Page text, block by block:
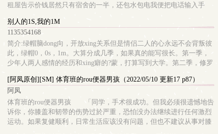
租屋告示价钱居然只有宿舍的一半，还包水包电我便把电话输入手
堆学长学姊举着「XXX系请跟我走」的牌子，真可说是人山人海阿我
真怀疑校区那麽大，是不是就是因为有那麽
别人的1S,我的1M
1135354168
简介:绿帽脑dong向，开放xing关系但是情侣二人的心永远不会背叛彼
此，绿帽0，0s，1m。大算分成几季，如果真的能写很长。第一季，
少年人两人感情的经历和xing癖的?蒙，打算写到大学。第二季，修罗
[阿凤原创][SM] 体育班的rou便器男孩（2022/05/10 更新17 p87）
阿凤
体育班的rou便器男孩 「同学，手术很成功。但我必须很遗憾地告
诉你，你膝盖和韧带的伤势过於严重，恐怕没办法继续进行任何激烈
运动。如果复健顺利，日常生活应该没有问题，但也不建议从事对膝